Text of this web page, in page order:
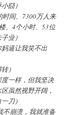
囧）
间、7300万人来
、4个小时、53位
业）
逼让我笑不出
）
一样，但我坚决
虽然视野开阔，
刀）
崩溃，我就准备